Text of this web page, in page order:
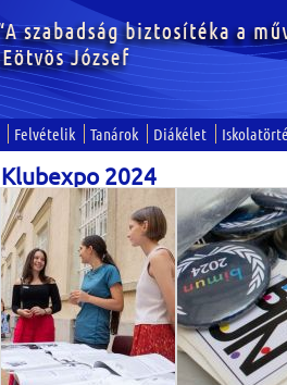
Felvételik Tanárok Diákélet
Klubexpo 2024